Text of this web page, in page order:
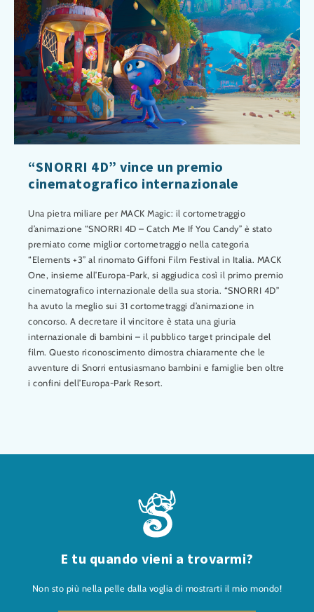
“SNORRI 4D” vince un premio
cinematografico internazionale
Una pietra miliare per MACK Magic: il cortometraggio
d’animazione “SNORRI 4D – Catch Me If You Candy” è stato
premiato come miglior cortometraggio nella categoria
“Elements +3” al rinomato Giffoni Film Festival in Italia. MACK
One, insieme all’Europa-Park, si aggiudica così il primo premio
cinematografico internazionale della sua storia. “SNORRI 4D”
ha avuto la meglio sui 31 cortometraggi d’animazione in
concorso. A decretare il vincitore è stata una giuria
internazionale di bambini – il pubblico target principale del
film. Questo riconoscimento dimostra chiaramente che le
avventure di Snorri entusiasmano bambini e famiglie ben oltre
i confini dell’Europa-Park Resort.
E tu quando vieni a trovarmi?
Non sto più nella pelle dalla voglia di mostrarti il mio mondo!